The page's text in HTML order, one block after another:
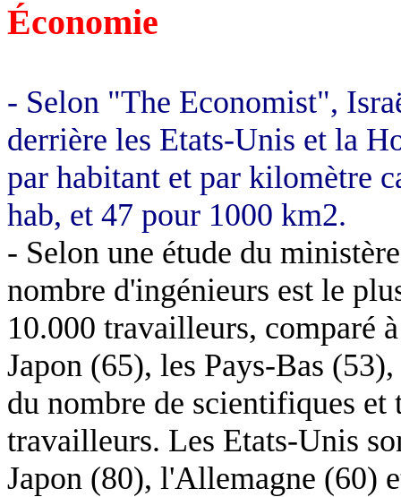
Économie
- Selon "The Economist",
derrière les Etats-Unis et la
par habitant et par kilomètre
hab, et 47 pour 1000 km2.
- Selon une étude du
nombre d'ingénieurs est le
10.000 travailleurs, comparé
Japon (65), les Pays-Bas
du nombre de scientifiques
travailleurs. Les Etats-Unis
Japon (80), l'Allemagne (60)